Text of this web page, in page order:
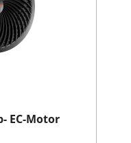
EC-Motor